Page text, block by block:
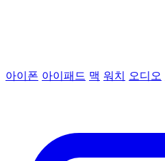
아이폰 아이패드 맥 워치 오디오